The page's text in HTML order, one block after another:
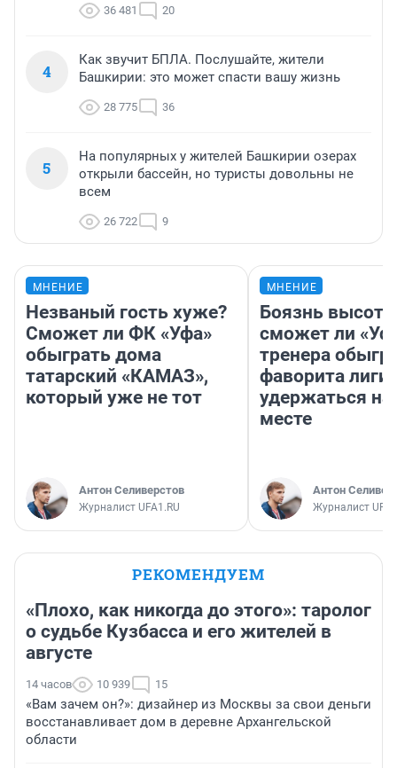
36 481 20
4
Как звучит БПЛА. Послушайте, жители
Башкирии: это может спасти вашу жизнь
28 775 36
5
На популярных у жителей Башкирии озерах
открыли бассейн, но туристы довольны не
всем
26 722 9
МНЕНИЕ
Незваный гость хуже?
Сможет ли ФК «Уфа»
обыграть дома
татарский «КАМАЗ»,
который уже не тот
Антон Селиверстов
Журналист UFA1.RU
МНЕНИЕ
Боязнь
сможет ли
тренера
фаворита лиги
удержаться
месте
Антон
Журналист
РЕКОМЕНДУЕМ
«Плохо, как никогда до этого»: таролог
о судьбе Кузбасса и его жителей в
августе
14 часов 10 939 15
«Вам зачем он?»: дизайнер из Москвы за свои деньги
восстанавливает дом в деревне Архангельской
области